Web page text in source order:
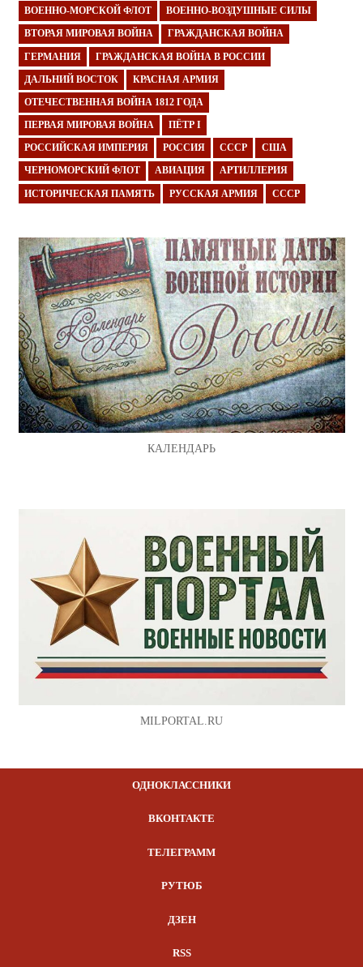
ВОЕННО-МОРСКОЙ ФЛОТ ВОЕННО-ВОЗДУШНЫЕ СИЛЫ
ВТОРАЯ МИРОВАЯ ВОЙНА ГРАЖДАНСКАЯ ВОЙНА
ГЕРМАНИЯ ГРАЖДАНСКАЯ ВОЙНА В РОССИИ
ДАЛЬНИЙ ВОСТОК КРАСНАЯ АРМИЯ
ОТЕЧЕСТВЕННАЯ ВОЙНА 1812 ГОДА
ПЕРВАЯ МИРОВАЯ ВОЙНА ПЁТР I
РОССИЙСКАЯ ИМПЕРИЯ РОССИЯ СССР США
ЧЕРНОМОРСКИЙ ФЛОТ АВИАЦИЯ АРТИЛЛЕРИЯ
ИСТОРИЧЕСКАЯ ПАМЯТЬ РУССКАЯ АРМИЯ СССР
КАЛЕНДАРЬ
MILPORTAL.RU
ОДНОКЛАССНИКИ
ВКОНТАКТЕ
ТЕЛЕГРАММ
РУТЮБ
ДЗЕН
RSS